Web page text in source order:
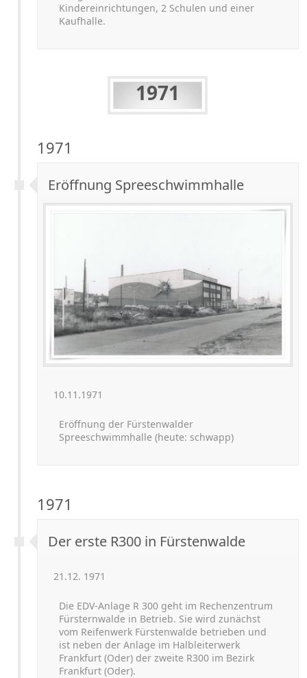
Kindereinrichtungen, 2 Schulen und einer
Kaufhalle.
1971
1971
Eröffnung Spreeschwimmhalle
10.11.1971
Eröffnung der Fürstenwalder
Spreeschwimmhalle (heute: schwapp)
1971
Der erste R300 in Fürstenwalde
21.12. 1971
Die EDV-Anlage R 300 geht im Rechenzentrum
Fürsternwalde in Betrieb. Sie wird zunächst
vom Reifenwerk Fürstenwalde betrieben und
ist neben der Anlage im Halbleiterwerk
Frankfurt (Oder) der zweite R300 im Bezirk
Frankfurt (Oder).